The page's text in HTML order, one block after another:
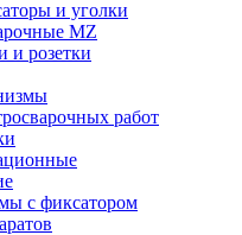
и уголки
MZ
и розетки
работ
с фиксатором